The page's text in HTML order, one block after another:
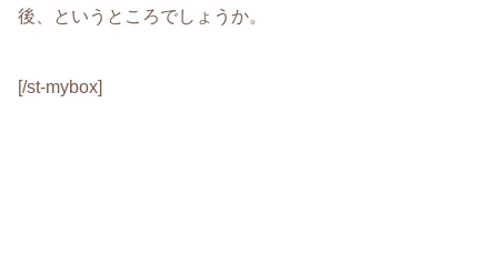
後、というところでしょうか。
[/st-mybox]